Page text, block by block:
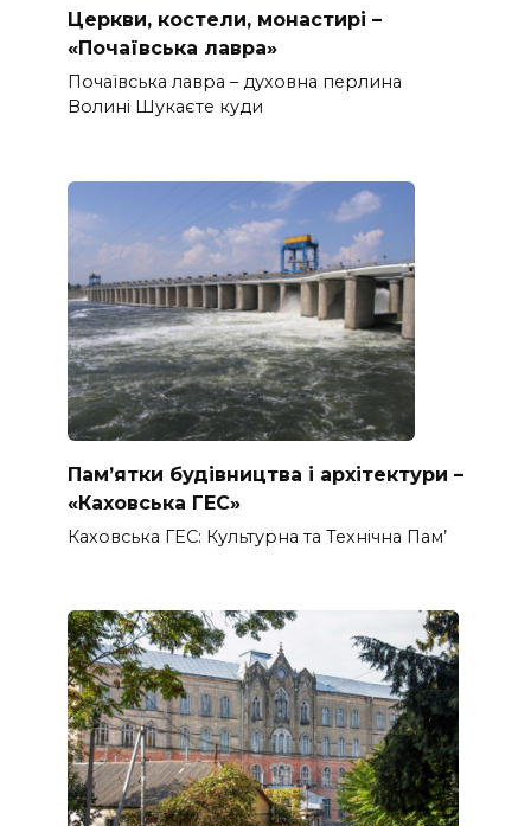
Церкви, костели, монастирі –
«Почаївська лавра»
Почаївська лавра – духовна перлина
Волині Шукаєте куди
Пам’ятки будівництва і архітектури –
«Каховська ГЕС»
Каховська ГЕС: Культурна та Технічна Пам’